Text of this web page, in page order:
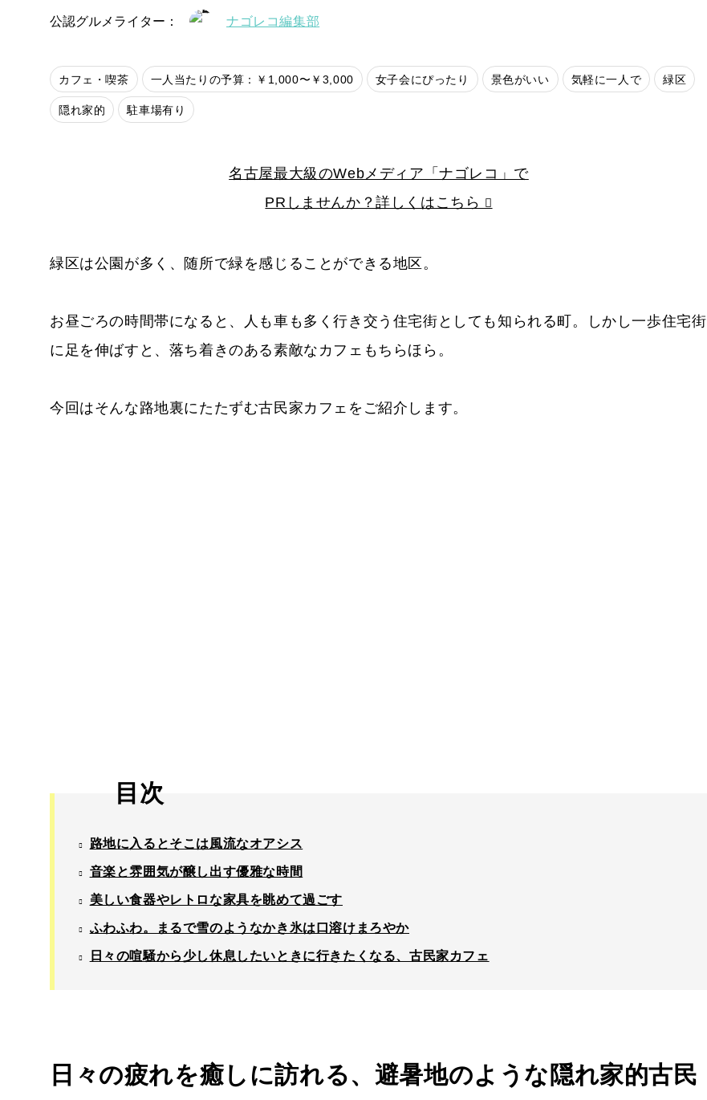
公認グルメライター： ナゴレコ編集部
カフェ・喫茶 一人当たりの予算：￥1,000〜￥3,000 女子会にぴったり 景色がいい 気軽に一人で 緑区
隠れ家的 駐車場有り
名古屋最大級のWebメディア「ナゴレコ」で
PRしませんか？詳しくはこちら
緑区は公園が多く、随所で緑を感じることができる地区。
お昼ごろの時間帯になると、人も車も多く行き交う住宅街としても知られる町。しかし一歩住宅街
に足を伸ばすと、落ち着きのある素敵なカフェもちらほら。
今回はそんな路地裏にたたずむ古民家カフェをご紹介します。
目次
路地に入るとそこは風流なオアシス
音楽と雰囲気が醸し出す優雅な時間
美しい食器やレトロな家具を眺めて過ごす
ふわふわ。まるで雪のようなかき氷は口溶けまろやか
日々の喧騒から少し休息したいときに行きたくなる、古民家カフェ
日々の疲れを癒しに訪れる、避暑地のような隠れ家的古民